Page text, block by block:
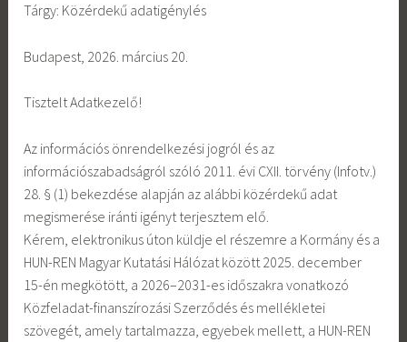
Tárgy: Közérdekű adatigénylés
Budapest, 2026. március 20.
Tisztelt Adatkezelő!
Az információs önrendelkezési jogról és az
információszabadságról szóló 2011. évi CXII. törvény (Infotv.)
28. § (1) bekezdése alapján az alábbi közérdekű adat
megismerése iránti igényt terjesztem elő.
Kérem, elektronikus úton küldje el részemre a Kormány és a
HUN-REN Magyar Kutatási Hálózat között 2025. december
15-én megkötött, a 2026–2031-es időszakra vonatkozó
Közfeladat-finanszírozási Szerződés és mellékletei
szövegét, amely tartalmazza, egyebek mellett, a HUN-REN